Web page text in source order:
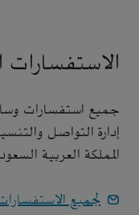
الاستفسارات
جميع استفسارات
إدارة التواصل
المملكة العربية
لجميع